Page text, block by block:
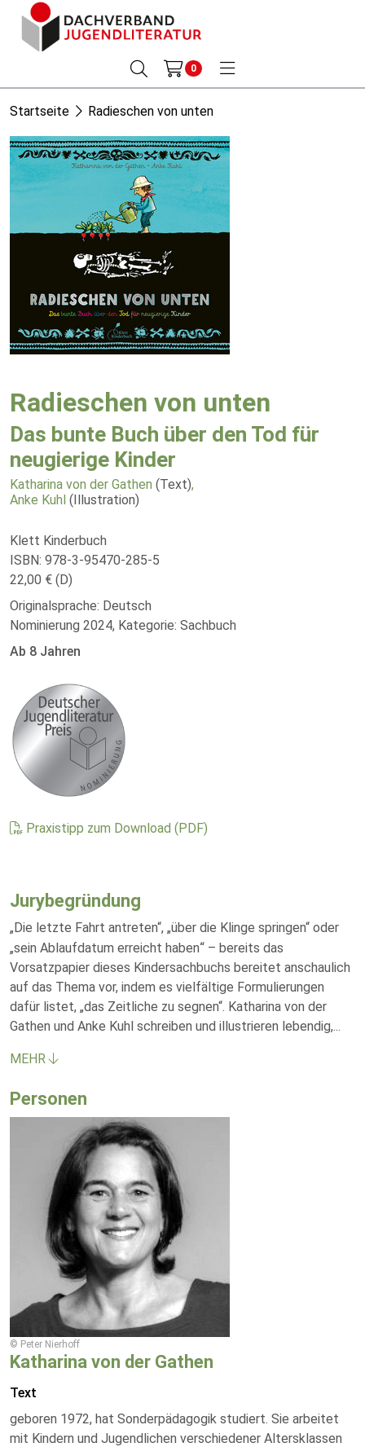
0
Startseite Radieschen von unten
Radieschen von unten
Das bunte Buch über den Tod für
neugierige Kinder
Katharina von der Gathen (Text),
Anke Kuhl (Illustration)
Klett Kinderbuch
ISBN: 978-3-95470-285-5
22,00 € (D)
Originalsprache: Deutsch
Nominierung 2024, Kategorie: Sachbuch
Ab 8 Jahren
Praxistipp zum Download (PDF)
Jurybegründung
„Die letzte Fahrt antreten“, „über die Klinge springen“ oder
„sein Ablaufdatum erreicht haben“ – bereits das
Vorsatzpapier dieses Kindersachbuchs bereitet anschaulich
auf das Thema vor, indem es vielfältige Formulierungen
dafür listet, „das Zeitliche zu segnen“. Katharina von der
Gathen und Anke Kuhl schreiben und illustrieren lebendig,...
MEHR
Personen
© Peter Nierhoff
Katharina von der Gathen
Text
geboren 1972, hat Sonderpädagogik studiert. Sie arbeitet
mit Kindern und Jugendlichen verschiedener Altersklassen